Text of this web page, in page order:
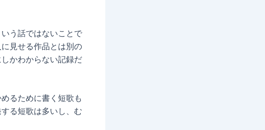
う話ではないことで
見せる作品とは別の
かわからない記録だ
るために書く短歌も
る短歌は多いし、む